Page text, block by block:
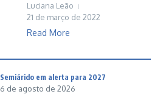
Luciana Leão
21 de março de 2022
Read More
Semiárido em alerta para 2027
6 de agosto de 2026